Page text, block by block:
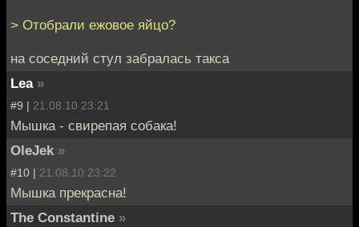
> Отобрали ежовое яйцо?
на соседний стул забралась такса
Lea »
#9 | 21.08.10 23:21
Мышка - свирепая собака!
OleJek »
#10 | 21.08.10 23:22
Мышка прекрасна!
The Constantine »